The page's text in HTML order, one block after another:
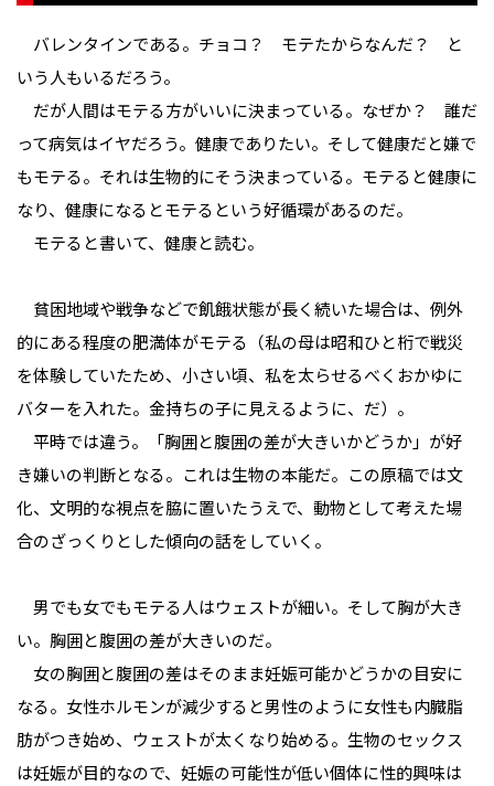
バレンタインである。チョコ？ モテたからなんだ？ と
いう人もいるだろう。
だが人間はモテる方がいいに決まっている。なぜか？ 誰だ
って病気はイヤだろう。健康でありたい。そして健康だと嫌で
もモテる。それは生物的にそう決まっている。モテると健康に
なり、健康になるとモテるという好循環があるのだ。
モテると書いて、健康と読む。
貧困地域や戦争などで飢餓状態が長く続いた場合は、例外
的にある程度の肥満体がモテる（私の母は昭和ひと桁で戦災
を体験していたため、小さい頃、私を太らせるべくおかゆに
バターを入れた。金持ちの子に見えるように、だ）。
平時では違う。「胸囲と腹囲の差が大きいかどうか」が好
き嫌いの判断となる。これは生物の本能だ。この原稿では文
化、文明的な視点を脇に置いたうえで、動物として考えた場
合のざっくりとした傾向の話をしていく。
男でも女でもモテる人はウェストが細い。そして胸が大き
い。胸囲と腹囲の差が大きいのだ。
女の胸囲と腹囲の差はそのまま妊娠可能かどうかの目安に
なる。女性ホルモンが減少すると男性のように女性も内臓脂
肪がつき始め、ウェストが太くなり始める。生物のセックス
は妊娠が目的なので、妊娠の可能性が低い個体に性的興味は